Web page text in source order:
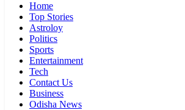
Home
Top Stories
Astroloy
Politics
Sports
Entertainment
Tech
Contact Us
Business
Odisha News